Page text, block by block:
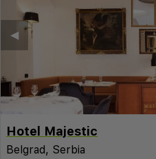
◀︎
Hotel Majestic
Belgrad, Serbia